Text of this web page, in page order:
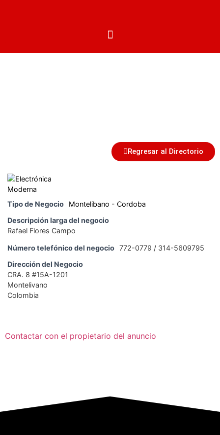
Regresar al Directorio
Tipo de Negocio
Montelibano - Cordoba
Descripción larga del negocio
Rafael Flores Campo
Número telefónico del negocio 772-0779 / 314-5609795
Dirección del Negocio
CRA. 8 #15A-1201
Montelivano
Colombia
Contactar con el propietario del anuncio